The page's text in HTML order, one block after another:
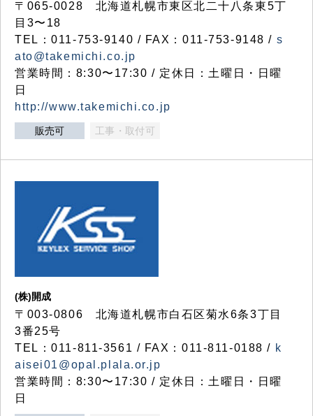
〒065-0028 北海道札幌市東区北二十八条東5丁
目3〜18
TEL：011-753-9140 / FAX：011-753-9148 / s
ato@takemichi.co.jp
営業時間：8:30〜17:30 / 定休日：土曜日・日曜
日
http://www.takemichi.co.jp
販売可 工事・取付可
(株)開成
〒003-0806 北海道札幌市白石区菊水6条3丁目
3番25号
TEL：011-811-3561 / FAX：011-811-0188 / k
aisei01@opal.plala.or.jp
営業時間：8:30〜17:30 / 定休日：土曜日・日曜
日